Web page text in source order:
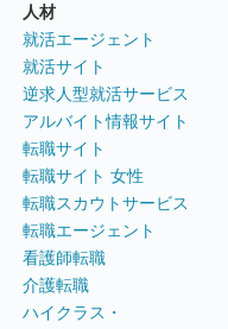
人材
就活エージェント
就活サイト
逆求人型就活サービス
アルバイト情報サイト
転職サイト
転職サイト 女性
転職スカウトサービス
転職エージェント
看護師転職
介護転職
ハイクラス・